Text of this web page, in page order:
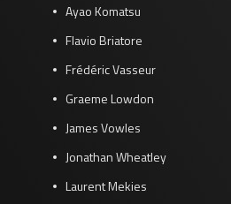
Ayao Komatsu
Flavio Briatore
Frédéric Vasseur
Graeme Lowdon
James Vowles
Jonathan Wheatley
Laurent Mekies